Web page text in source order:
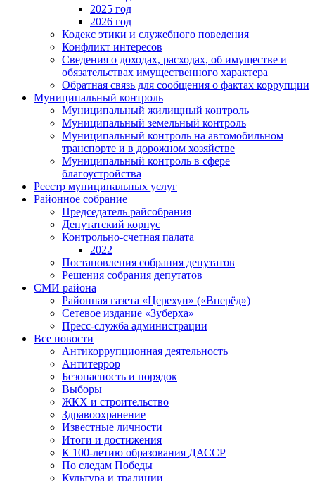
2025 год
2026 год
Кодекс этики и служебного поведения
Конфликт интересов
Сведения о доходах, расходах, об имуществе и
обязательствах имущественного характера
Обратная связь для сообщения о фактах коррупции
Муниципальный контроль
Муниципальный жилищный контроль
Муниципальный земельный контроль
Муниципальный контроль на автомобильном
транспорте и в дорожном хозяйстве
Муниципальный контроль в сфере
благоустройства
Реестр муниципальных услуг
Районное собрание
Председатель райсобрания
Депутатский корпус
Контрольно-счетная палата
2022
Постановления собрания депутатов
Решения собрания депутатов
СМИ района
Районная газета «Церехун» («Вперёд»)
Сетевое издание «Зуберха»
Пресс-служба администрации
Все новости
Антикоррупционная деятельность
Антитеррор
Безопасность и порядок
Выборы
ЖКХ и строительство
Здравоохранение
Известные личности
Итоги и достижения
К 100-летию образования ДАССР
По следам Победы
Культура и традиции